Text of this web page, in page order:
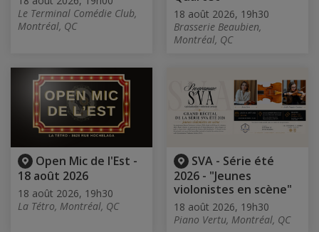
Le Terminal Comédie Club,
Montréal, QC
18 août 2026, 19h30
Brasserie Beaubien,
Montréal, QC
Open Mic de l'Est -
18 août 2026
18 août 2026, 19h30
La Tétro, Montréal, QC
SVA - Série été
2026 - "Jeunes
violonistes en scène"
18 août 2026, 19h30
Piano Vertu, Montréal, QC